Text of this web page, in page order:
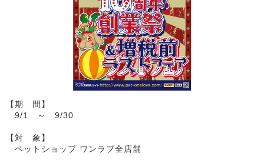
【期 間】
9/1 ～ 9/30
【対 象】
ペットショップ ワンラブ全店舗